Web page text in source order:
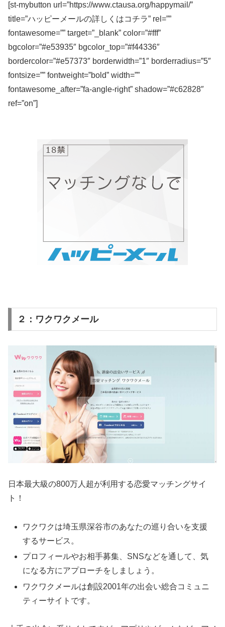
[st-mybutton url=”https://www.ctausa.org/happymail/”
title=”ハッピーメールの詳しくはコチラ” rel=””
fontawesome=”” target=”_blank” color=”#fff”
bgcolor=”#e53935″ bgcolor_top=”#f44336″
bordercolor=”#e57373″ borderwidth=”1″ borderradius=”5″
fontsize=”” fontweight=”bold” width=””
fontawesome_after=”fa-angle-right” shadow=”#c62828″
ref=”on”]
２：ワクワクメール
日本最大級の800万人超が利用する恋愛マッチングサイ
ト！
ワクワクは埼玉県深谷市のあなたの巡り合いを支援
するサービス。
プロフィールやお相手募集、SNSなどを通して、気
になる方にアプローチをしましょう。
ワクワクメールは創設2001年の出会い総合コミュニ
ティーサイトです。